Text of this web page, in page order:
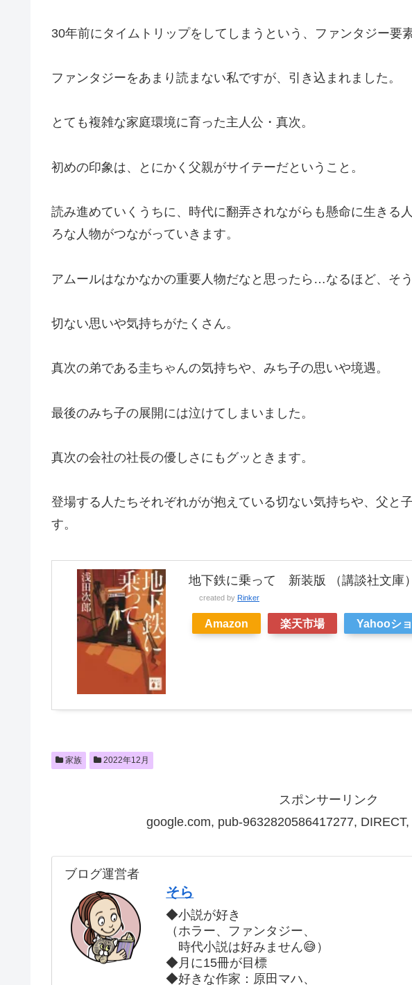
30年前にタイムトリップをしてしまうという、ファンタジー要
ファンタジーをあまり読まない私ですが、引き込まれました。
とても複雑な家庭環境に育った主人公・真次。
初めの印象は、とにかく父親がサイテーだということ。
読み進めていくうちに、時代に翻弄されながらも懸命に生きる
ろな人物がつながっていきます。
アムールはなかなかの重要人物だなと思ったら…なるほど、そ
切ない思いや気持ちがたくさん。
真次の弟である圭ちゃんの気持ちや、みち子の思いや境遇。
最後のみち子の展開には泣けてしまいました。
真次の会社の社長の優しさにもグッときます。
登場する人たちそれぞれがが抱えている切ない気持ちや、父と
す。
地下鉄に乗って 新装版 （講談社文庫
created by Rinker
Amazon 楽天市場 Yahooシ
家族 2022年12月
スポンサーリンク
google.com, pub-9632820586417277,
ブログ運営者
そら
◆小説が好き
（ホラー、ファンタジー、
時代小説は好みません😅）
◆月に15冊が目標
◆好きな作家：原田マハ、